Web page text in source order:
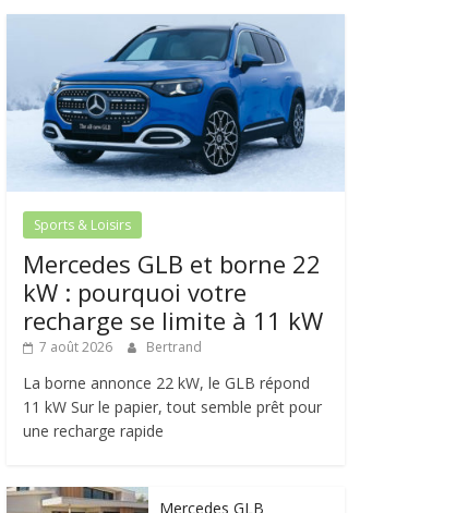
Sports & Loisirs
Mercedes GLB et borne 22
kW : pourquoi votre
recharge se limite à 11 kW
7 août 2026 Bertrand
La borne annonce 22 kW, le GLB répond
11 kW Sur le papier, tout semble prêt pour
une recharge rapide
Mercedes GLB